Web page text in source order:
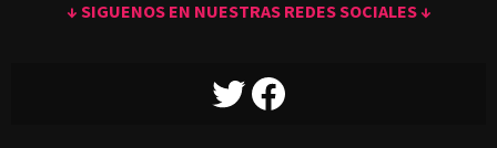
↓ SIGUENOS EN NUESTRAS REDES SOCIALES ↓
TWITTERFACEBOOK